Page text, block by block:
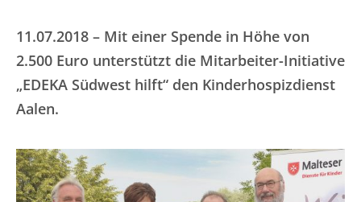
11.07.2018 – Mit einer Spende in Höhe von
2.500 Euro unterstützt die Mitarbeiter-Initiative
„EDEKA Südwest hilft“ den Kinderhospizdienst
Aalen.